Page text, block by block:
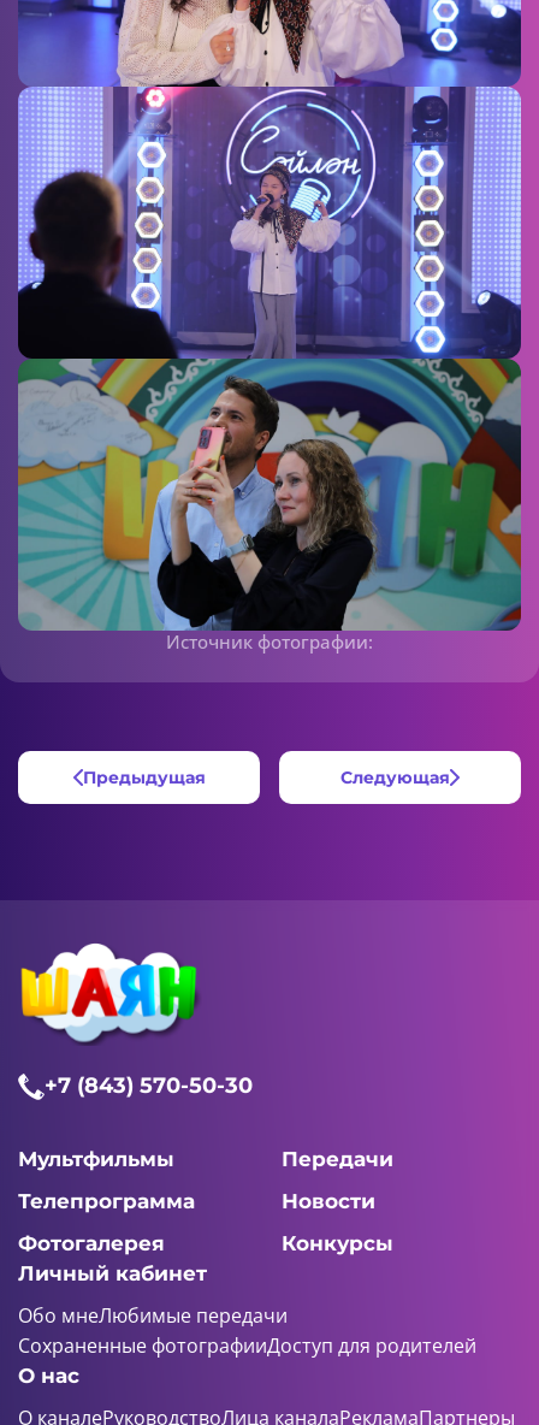
Источник фотографии:
Предыдущая Следующая
+7 (843) 570-50-30
Мультфильмы
Передачи
Телепрограмма
Новости
Фотогалерея
Конкурсы
Личный кабинет
Обо мнеЛюбимые передачи
Сохраненные фотографииДоступ для родителей
О нас
О каналеРуководствоЛица каналаРекламаПартнеры